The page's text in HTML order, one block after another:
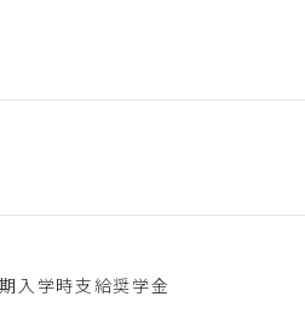
入学時支給奨学金